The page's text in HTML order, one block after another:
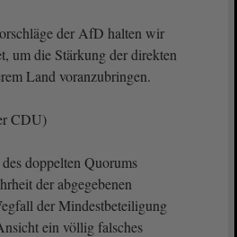
der AfD halten wir
um die Stärkung der direkten
Land voranzubringen.
CDU)
doppelten Quorums
der abgegebenen
der Mindestbeteiligung
ein völlig falsches